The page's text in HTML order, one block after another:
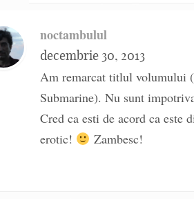
noctambulul
decembrie 30, 2013
Am remarcat titlul volumului
Submarine). Nu sunt
Cred ca esti de acord ca este
erotic!
Zambesc!